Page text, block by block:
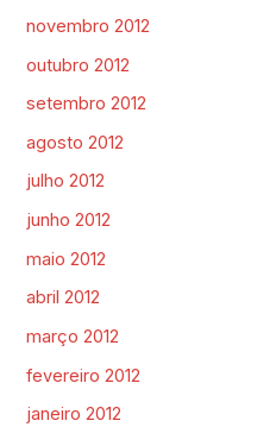
novembro 2012
outubro 2012
setembro 2012
agosto 2012
julho 2012
junho 2012
maio 2012
abril 2012
março 2012
fevereiro 2012
janeiro 2012